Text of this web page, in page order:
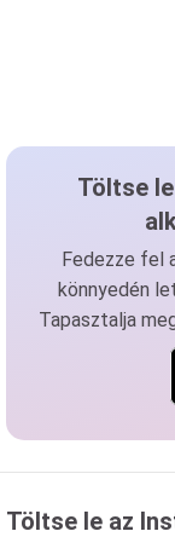
Töltse
Fedezze fel
könnyedén
Tapasztalja
Töltse le az